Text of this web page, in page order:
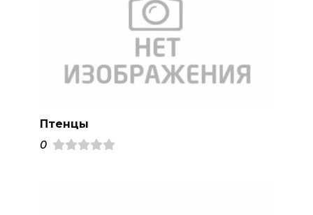
Птенцы
0